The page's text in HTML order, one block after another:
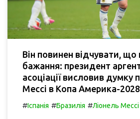
Він повинен відчувати, що
бажання: президент
асоціації висловив думку
Мессі в Копа Америка-
#Іспанія #Бразилія #Ліонель Мессі